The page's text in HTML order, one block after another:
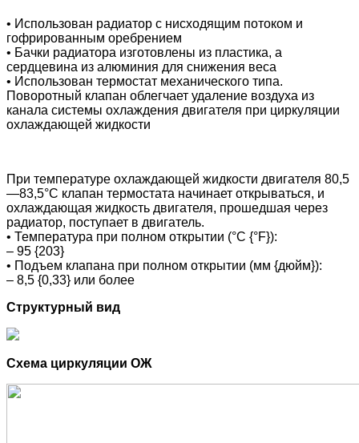
• Использован радиатор с нисходящим потоком и
гофрированным оребрением
• Бачки радиатора изготовлены из пластика, а
сердцевина из алюминия для снижения веса
• Использован термостат механического типа.
Поворотный клапан облегчает удаление воздуха из
канала системы охлаждения двигателя при циркуляции
охлаждающей жидкости
При температуре охлаждающей жидкости двигателя 80,5
—83,5°С клапан термостата начинает открываться, и
охлаждающая жидкость двигателя, прошедшая через
радиатор, поступает в двигатель.
• Температура при полном открытии (°C {°F}):
– 95 {203}
• Подъем клапана при полном открытии (мм {дюйм}):
– 8,5 {0,33} или более
Структурный вид
Схема циркуляции ОЖ